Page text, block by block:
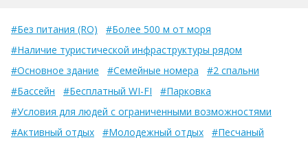
#Без питания (RO)
#Более 500 м от моря
#Наличие туристической инфраструктуры рядом
#Основное здание
#Семейные номера
#2 спальни
#Бассейн
#Бесплатный WI-FI
#Парковка
#Условия для людей с ограниченными возможностями
#Активный отдых
#Молодежный отдых #Песчаный